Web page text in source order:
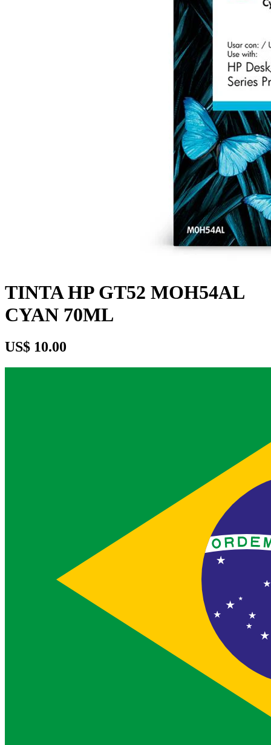
TINTA HP GT52 MOH54AL
CYAN 70ML
US$ 10.00